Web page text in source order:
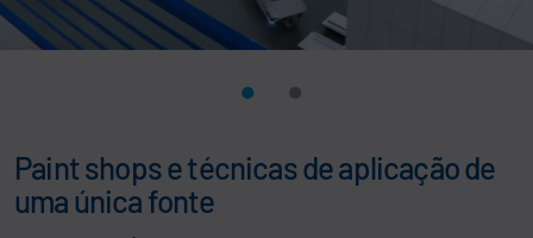
Paint shops e técnicas de aplicação de
uma única fonte